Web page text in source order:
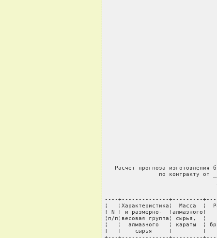
Расчет прогноза изготовления
по контракту от
----+--------------+---------
¦   ¦Характеристика¦  Масса  ¦
¦ N ¦ и размерно-
¦п/п¦весовая группа¦
¦   ¦  алмазного   ¦ караты  ¦
¦   ¦    сырья     ¦         ¦